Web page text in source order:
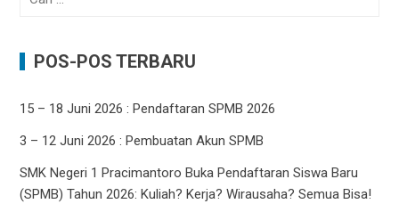
POS-POS TERBARU
15 – 18 Juni 2026 : Pendaftaran SPMB 2026
3 – 12 Juni 2026 : Pembuatan Akun SPMB
SMK Negeri 1 Pracimantoro Buka Pendaftaran Siswa Baru
(SPMB) Tahun 2026: Kuliah? Kerja? Wirausaha? Semua Bisa!